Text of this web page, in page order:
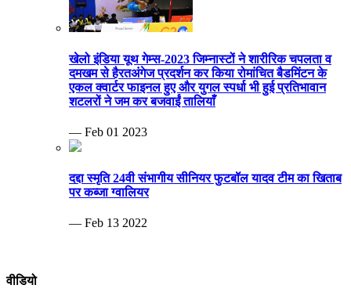
खेलो इंडिया यूथ गेम्स-2023 जिम्नास्टों ने शारीरिक चपलता व
दमखम से हैरतअंगेज प्रदर्शन कर किया रोमांचित बैडमिंटन के
एकल क्वार्टर फाइनल हुए और युगल स्पर्धा भी हुई प्रतिभावान
शटलरों ने जम कर बजवाईं तालियाँ
— Feb 01 2023
दद्दा स्मृति 24वी संभागीय सीनियर फुटबॉल यादव टीम का खिताब
पर कब्जा ग्वालियर
— Feb 13 2022
वीडियो